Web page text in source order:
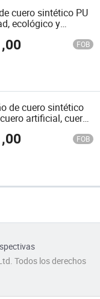
cuero sintético PU
ecológico y
FOB
de cuero sintético
artificial, cuero
funda de asiento de
FOB
Todos los derechos